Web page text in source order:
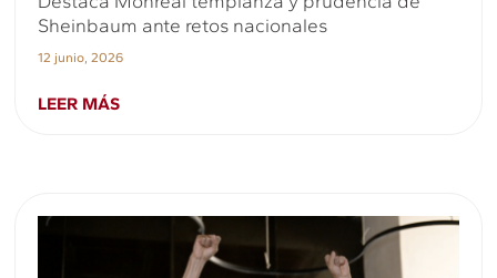
Sheinbaum ante retos nacionales
12 junio, 2026
LEER MÁS